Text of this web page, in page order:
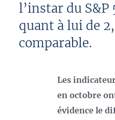
l’instar du S&P
quant à lui de
comparable.
Les
en octobre
évidence le